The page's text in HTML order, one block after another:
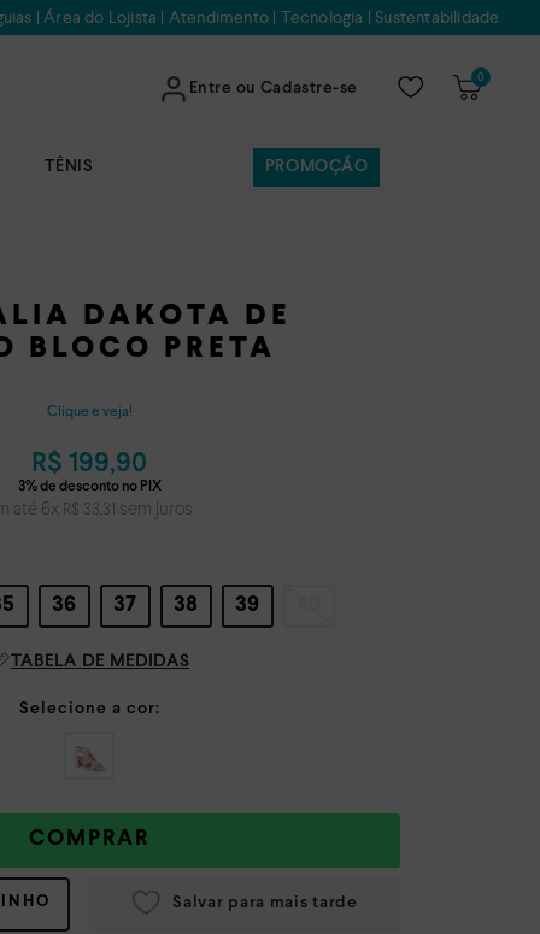
|Área do Lojista | Atendimento| Tecnologia |Sustentabilidade
Entre ou Cadastre-se
0
TÊNIS PROMOÇÃO
DAKOTA DE
BLOCO PRETA
Clique e veja!
R$ 199,90
até 6x R$ 33, 31 sem juros
36 37 38 39
TABELA DE MEDIDAS
COMPRAR